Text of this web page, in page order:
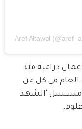
درامية منذ
العام في كل من
و مسلسل "الشهد